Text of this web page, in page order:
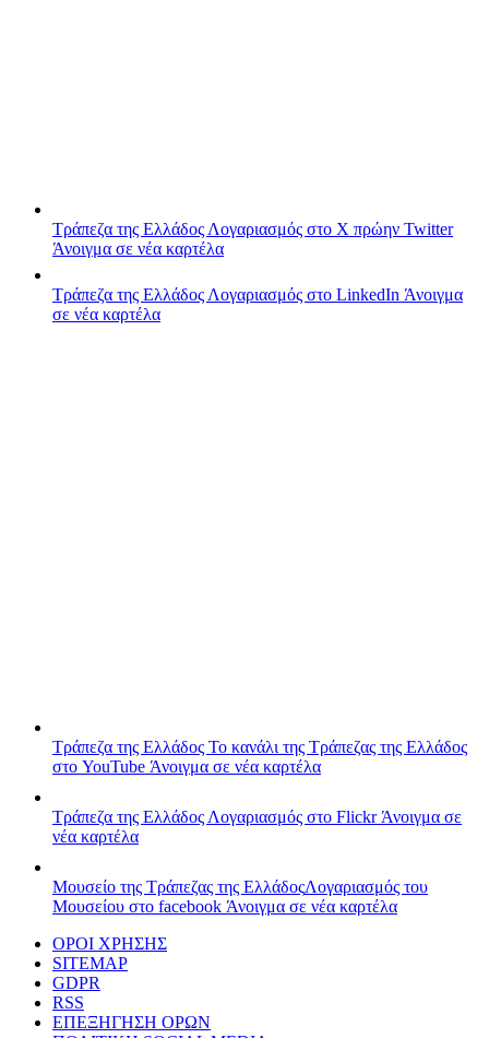
Τράπεζα της Ελλάδος Λογαριασμός στο X πρώην Twitter
Άνοιγμα σε νέα καρτέλα
Τράπεζα της Ελλάδος Λογαριασμός στο LinkedIn Άνοιγμα
σε νέα καρτέλα
Τράπεζα της Ελλάδος Το κανάλι της Τράπεζας της Ελλάδος
στο YouTube Άνοιγμα σε νέα καρτέλα
Τράπεζα της Ελλάδος Λογαριασμός στο FlickrΆνοιγμα σε
νέα καρτέλα
Μουσείο της Τράπεζας της ΕλλάδοςΛογαριασμός του
Μουσείου στο facebook Άνοιγμα σε νέα καρτέλα
ΟΡΟΙ ΧΡΗΣΗΣ
SITEMAP
GDPR
RSS
ΕΠΕΞΗΓΗΣΗ ΟΡΩΝ